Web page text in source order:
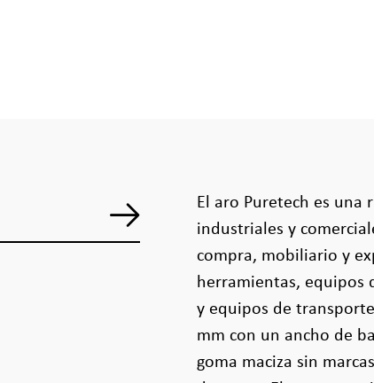
El aro Puretech es una
industriales y
compra, mobiliario y
herramientas, equipos
y equipos de
mm con un ancho de
goma maciza sin